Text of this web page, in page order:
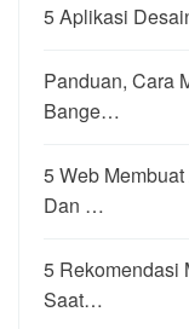
5 Aplikasi
Panduan, Cara
Bange…
5 Web
Dan …
5 Rekomendasi
Saat…